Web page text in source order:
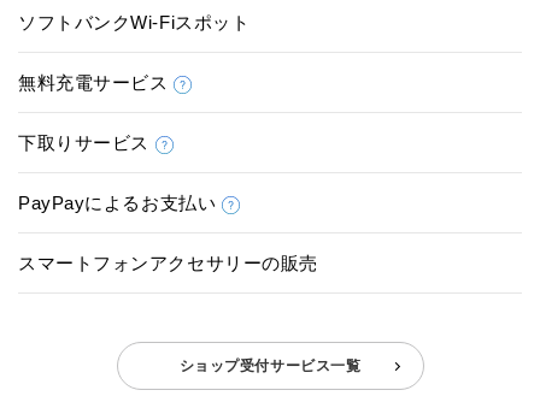
ソフトバンクWi-Fiスポット
無料充電サービス
下取りサービス
PayPayによるお支払い
スマートフォンアクセサリーの販売
ショップ受付サービス一覧